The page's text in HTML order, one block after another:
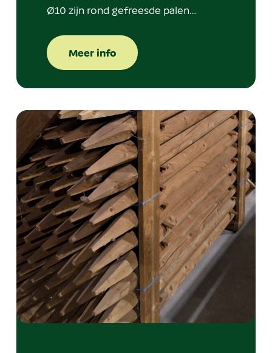
Ø10 zijn rond gefreesde palen…
Meer info